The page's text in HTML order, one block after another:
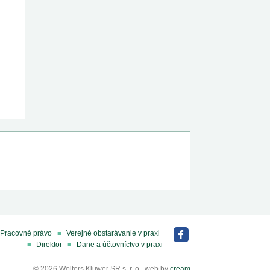
Pracovné právo
Verejné obstarávanie v praxi
Direktor
Dane a účtovníctvo v praxi